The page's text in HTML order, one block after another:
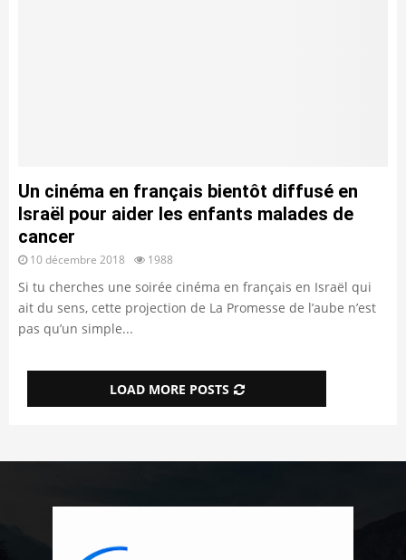
Un cinéma en français bientôt diffusé en
Israël pour aider les enfants malades de
cancer
10 décembre 2018 1988
Si tu cherches une soirée cinéma en français en Israël qui
ait du sens, cette projection de La Promesse de l’aube n’est
pas qu’un simple...
LOAD MORE POSTS